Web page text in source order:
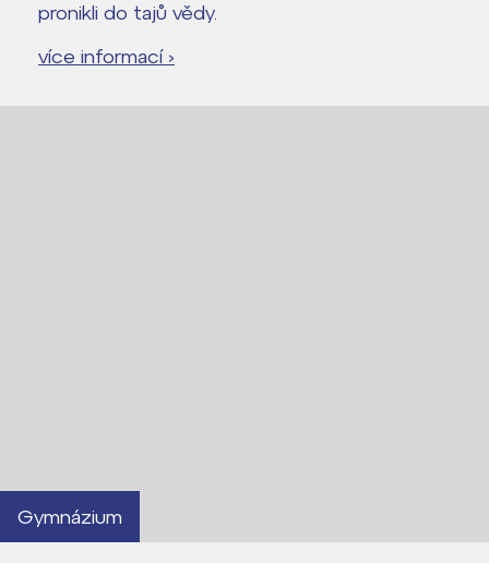
pronikli do tajů vědy.
více informací ›
Gymnázium
Proč se stát studentem Gymnázia
Kontakt